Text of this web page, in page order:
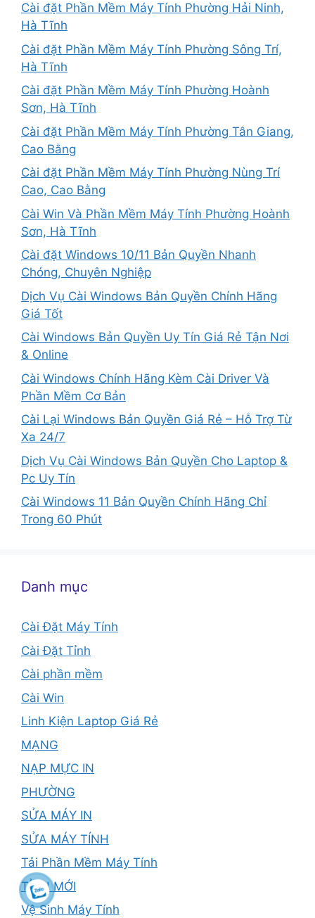
Cài đặt Phần Mềm Máy Tính Phường Hải Ninh,
Hà Tĩnh
Cài đặt Phần Mềm Máy Tính Phường Sông Trí,
Hà Tĩnh
Cài đặt Phần Mềm Máy Tính Phường Hoành
Sơn, Hà Tĩnh
Cài đặt Phần Mềm Máy Tính Phường Tân Giang,
Cao Bằng
Cài đặt Phần Mềm Máy Tính Phường Nùng Trí
Cao, Cao Bằng
Cài Win Và Phần Mềm Máy Tính Phường Hoành
Sơn, Hà Tĩnh
Cài đặt Windows 10/11 Bản Quyền Nhanh
Chóng, Chuyên Nghiệp
Dịch Vụ Cài Windows Bản Quyền Chính Hãng
Giá Tốt
Cài Windows Bản Quyền Uy Tín Giá Rẻ Tận Nơi
& Online
Cài Windows Chính Hãng Kèm Cài Driver Và
Phần Mềm Cơ Bản
Cài Lại Windows Bản Quyền Giá Rẻ – Hỗ Trợ Từ
Xa 24/7
Dịch Vụ Cài Windows Bản Quyền Cho Laptop &
Pc Uy Tín
Cài Windows 11 Bản Quyền Chính Hãng Chỉ
Trong 60 Phút
Danh mục
Cài Đặt Máy Tính
Cài Đặt Tỉnh
Cài phần mềm
Cài Win
Linh Kiện Laptop Giá Rẻ
MẠNG
NẠP MỰC IN
PHƯỜNG
SỬA MÁY IN
SỬA MÁY TÍNH
Tải Phần Mềm Máy Tính
TỈNH MỚI
Vệ Sinh Máy Tính